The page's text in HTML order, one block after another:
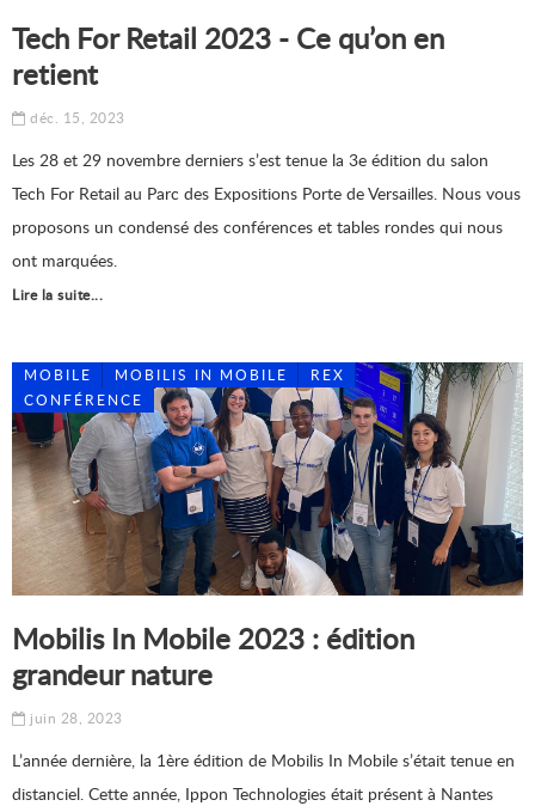
Tech For Retail 2023 - Ce qu’on en
retient
déc. 15, 2023
Les 28 et 29 novembre derniers s’est tenue la 3e édition du salon
Tech For Retail au Parc des Expositions Porte de Versailles. Nous vous
proposons un condensé des conférences et tables rondes qui nous
ont marquées.
Lire la suite...
MOBILE MOBILIS IN MOBILE
REX
CONFÉRENCE
Mobilis In Mobile 2023 : édition
grandeur nature
juin 28, 2023
L’année dernière, la 1ère édition de Mobilis In Mobile s’était tenue en
distanciel. Cette année, Ippon Technologies était présent à Nantes